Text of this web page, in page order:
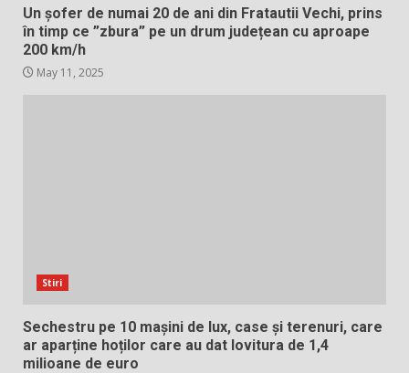
Un șofer de numai 20 de ani din Fratautii Vechi, prins
în timp ce ”zbura” pe un drum județean cu aproape
200 km/h
May 11, 2025
Stiri
Sechestru pe 10 mașini de lux, case și terenuri, care
ar aparține hoților care au dat lovitura de 1,4
milioane de euro